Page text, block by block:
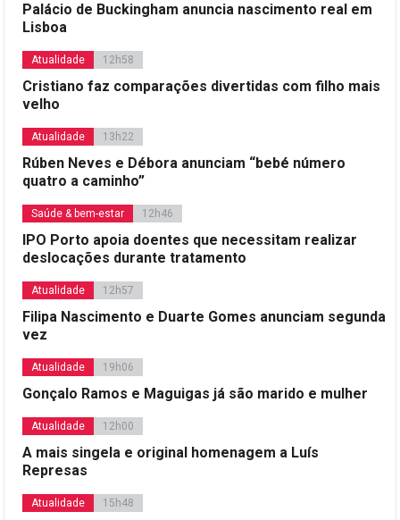
Palácio de Buckingham anuncia nascimento real em
Lisboa
Atualidade 12h58
Cristiano faz comparações divertidas com filho mais
velho
Atualidade 13h22
Rúben Neves e Débora anunciam “bebé número
quatro a caminho”
Saúde & bem-estar 12h46
IPO Porto apoia doentes que necessitam realizar
deslocações durante tratamento
Atualidade 12h57
Filipa Nascimento e Duarte Gomes anunciam segunda
vez
Atualidade 19h06
Gonçalo Ramos e Maguigas já são marido e mulher
Atualidade 12h00
A mais singela e original homenagem a Luís
Represas
Atualidade 15h48